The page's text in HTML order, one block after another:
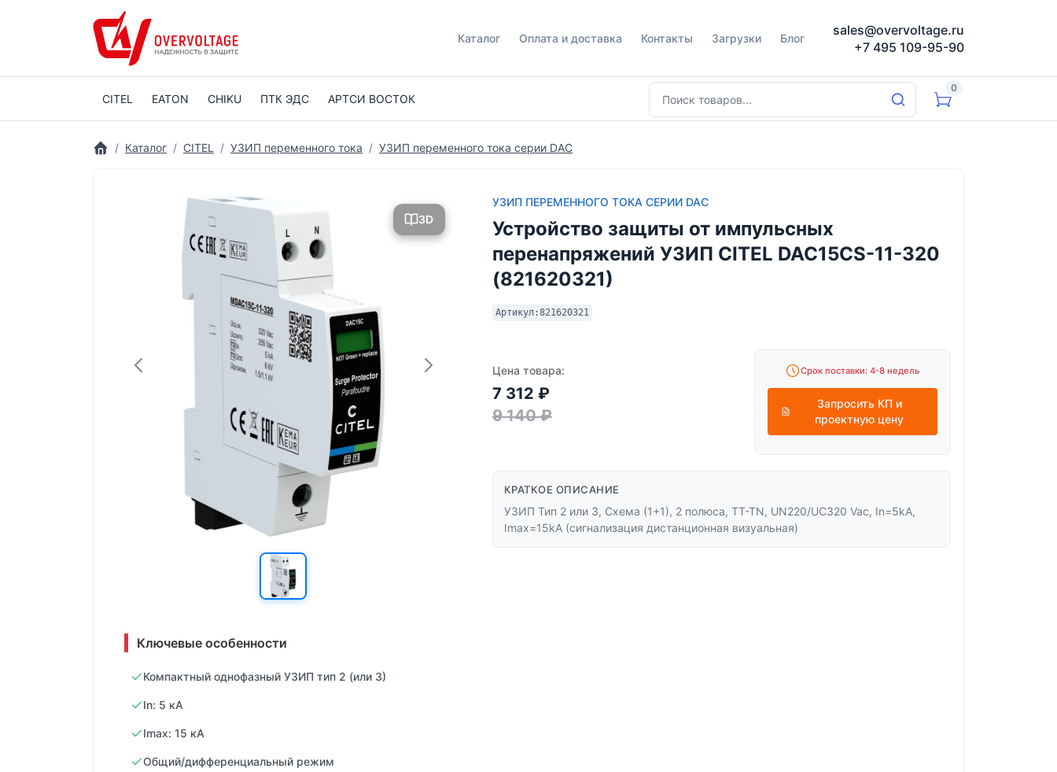
Каталог Оплата и доставка Контакты Загрузки Блог
sales@overvoltage.ru
+7 495 109-95-90
CITEL EATON CHIKU ПТК ЭДС АРТСИ ВОСТОК
0
Каталог CITEL УЗИП переменного тока УЗИП переменного тока серии DAC
3D
Ключевые особенности
Компактный однофазный УЗИП тип 2 (или 3)
In: 5 кA
Imax: 15 кA
Общий/дифференциальный режим
УЗИП ПЕРЕМЕННОГО ТОКА СЕРИИ DAC
Устройство защиты от импульсных
перенапряжений УЗИП CITEL DAC15CS-11-320
(821620321)
Артикул:821620321
Цена товара:
7 312 ₽
9 140₽
Срок поставки: 4-8 недель
Запросить КП и
проектную цену
КРАТКОЕ ОПИСАНИЕ
УЗИП Тип 2 или 3, Схема (1+1), 2 полюса, TT-TN, UN220/UC320 Vac, In=5kA,
Imax=15kA (сигнализация дистанционная визуальная)